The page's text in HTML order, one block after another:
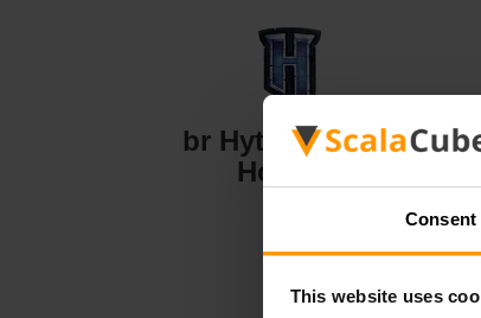
Consent
This website uses
br Hytale Server
Hosting